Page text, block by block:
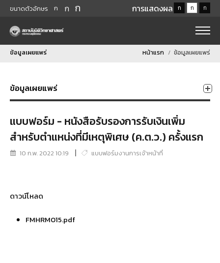
ขนาดตัวอักษร ก ก ก การแสดงผล ก ก ก
ข้อมูลเผยแพร่ หน้าแรก ข้อมูลเผยแพร่
ข้อมูลเผยแพร่
แบบฟอร์ม - หนังสือรับรองการรับเงินเพิ่ม
สำหรับตำแหน่งที่มีเหตุพิเศษ (ค.ต.ว.) ครั้งแรก
10 ก.พ. 2022 10:19 แบบฟอร์มงานการเจ้าหน้าที่
ดาวน์โหลด
FMHRM015.pdf